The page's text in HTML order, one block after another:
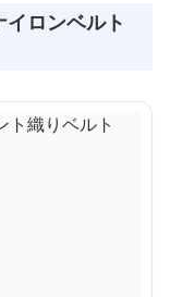
ロンベルト